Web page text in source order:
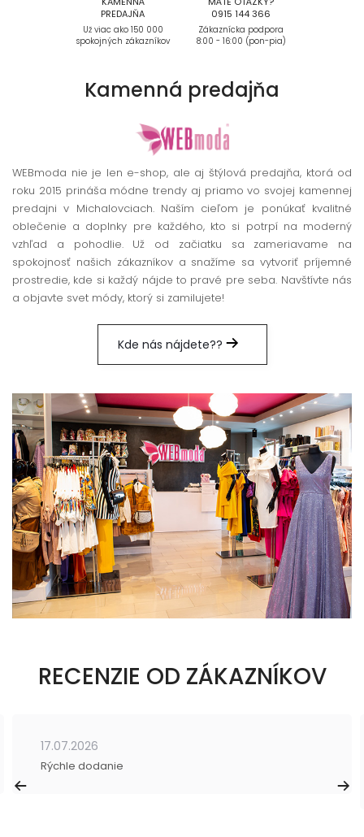
PREDAJŇA
Už viac ako 150 000
spokojných zákazníkov
0915 144 366
Zákaznícka podpora
8:00 - 16:00 (pon-pia)
Kamenná predajňa
WEBmoda nie je len e-shop, ale aj štýlová predajňa, ktorá od
roku 2015 prináša módne trendy aj priamo vo svojej kamennej
predajni v Michalovciach. Naším cieľom je ponúkať kvalitné
oblečenie a doplnky pre každého, kto si potrpí na moderný
vzhľad a pohodlie. Už od začiatku sa zameriavame na
spokojnosť našich zákazníkov a snažíme sa vytvoriť príjemné
prostredie, kde si každý nájde to pravé pre seba. Navštívte nás
a objavte svet módy, ktorý si zamilujete!
Kde nás nájdete??
RECENZIE OD ZÁKAZNÍKOV
17.07.2026
Rýchle dodanie